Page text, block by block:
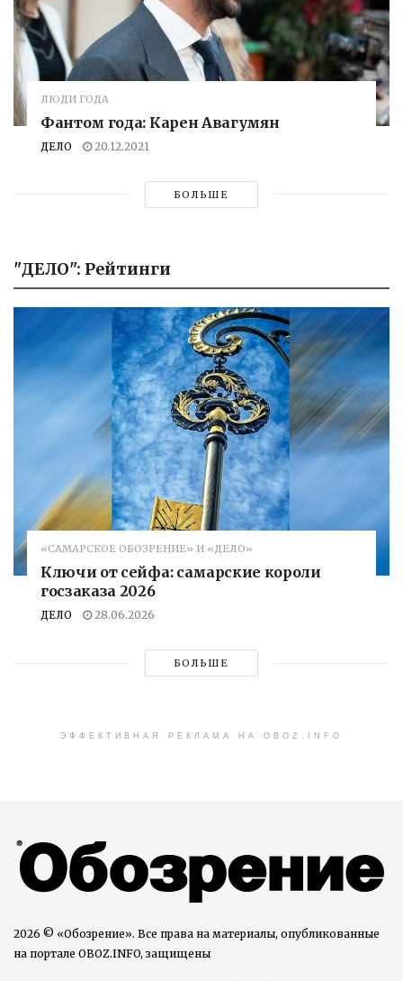
ЛЮДИ ГОДА
Фантом года: Карен Авагумян
ДЕЛО 20.12.2021
БОЛЬШЕ
"ДЕЛО": Рейтинги
«САМАРСКОЕ ОБОЗРЕНИЕ» И «ДЕЛО»
Ключи от сейфа: самарские короли
госзаказа 2026
ДЕЛО 28.06.2026
БОЛЬШЕ
ЭФФЕКТИВНАЯ РЕКЛАМА НА OBOZ.INFO
2026 © «Обозрение». Все права на материалы, опубликованные
на портале OBOZ.INFO, защищены